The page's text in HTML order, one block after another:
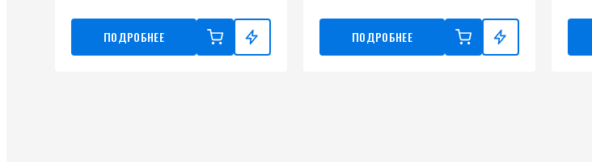
ПОДРОБНЕЕ ПОДРОБНЕЕ